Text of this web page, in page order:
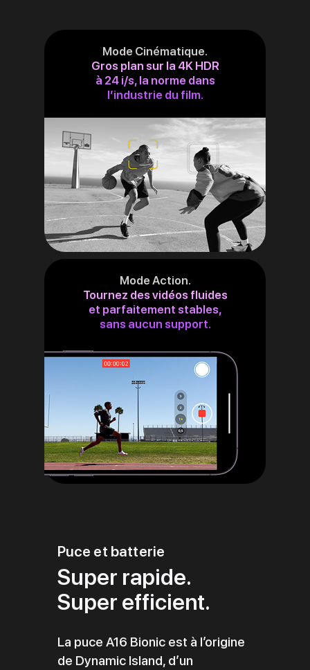
Mode Cinématique.
Gros plan sur la 4K HDR
à 24 i/s, la norme dans
l’industrie du film.
Mode Action.
Tournez des vidéos fluides
et parfaitement stables,
sans aucun support.
Puce et batterie
Super rapide.
Super efficient.
La puce A16 Bionic est à l’origine
de Dynamic Island, d’un